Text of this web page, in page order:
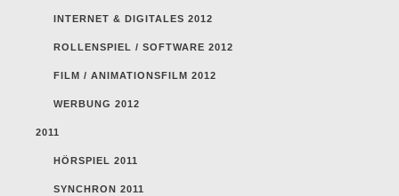
INTERNET & DIGITALES 2012
ROLLENSPIEL / SOFTWARE 2012
FILM / ANIMATIONSFILM 2012
WERBUNG 2012
2011
HÖRSPIEL 2011
SYNCHRON 2011